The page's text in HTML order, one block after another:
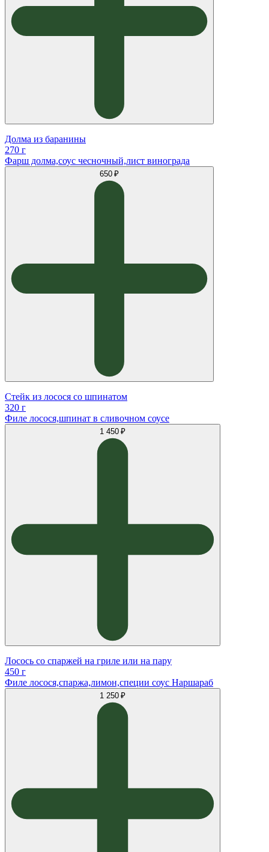
Долма из баранины
270 г
Фарш долма,соус чесночный,лист винограда
650 ₽
Стейк из лосося со шпинатом
320 г
Филе лосося,шпинат в сливочном соусе
1 450 ₽
Лосось со спаржей на гриле или на пару
450 г
Филе лосося,спаржа,лимон,специи соус Наршараб
1 250 ₽